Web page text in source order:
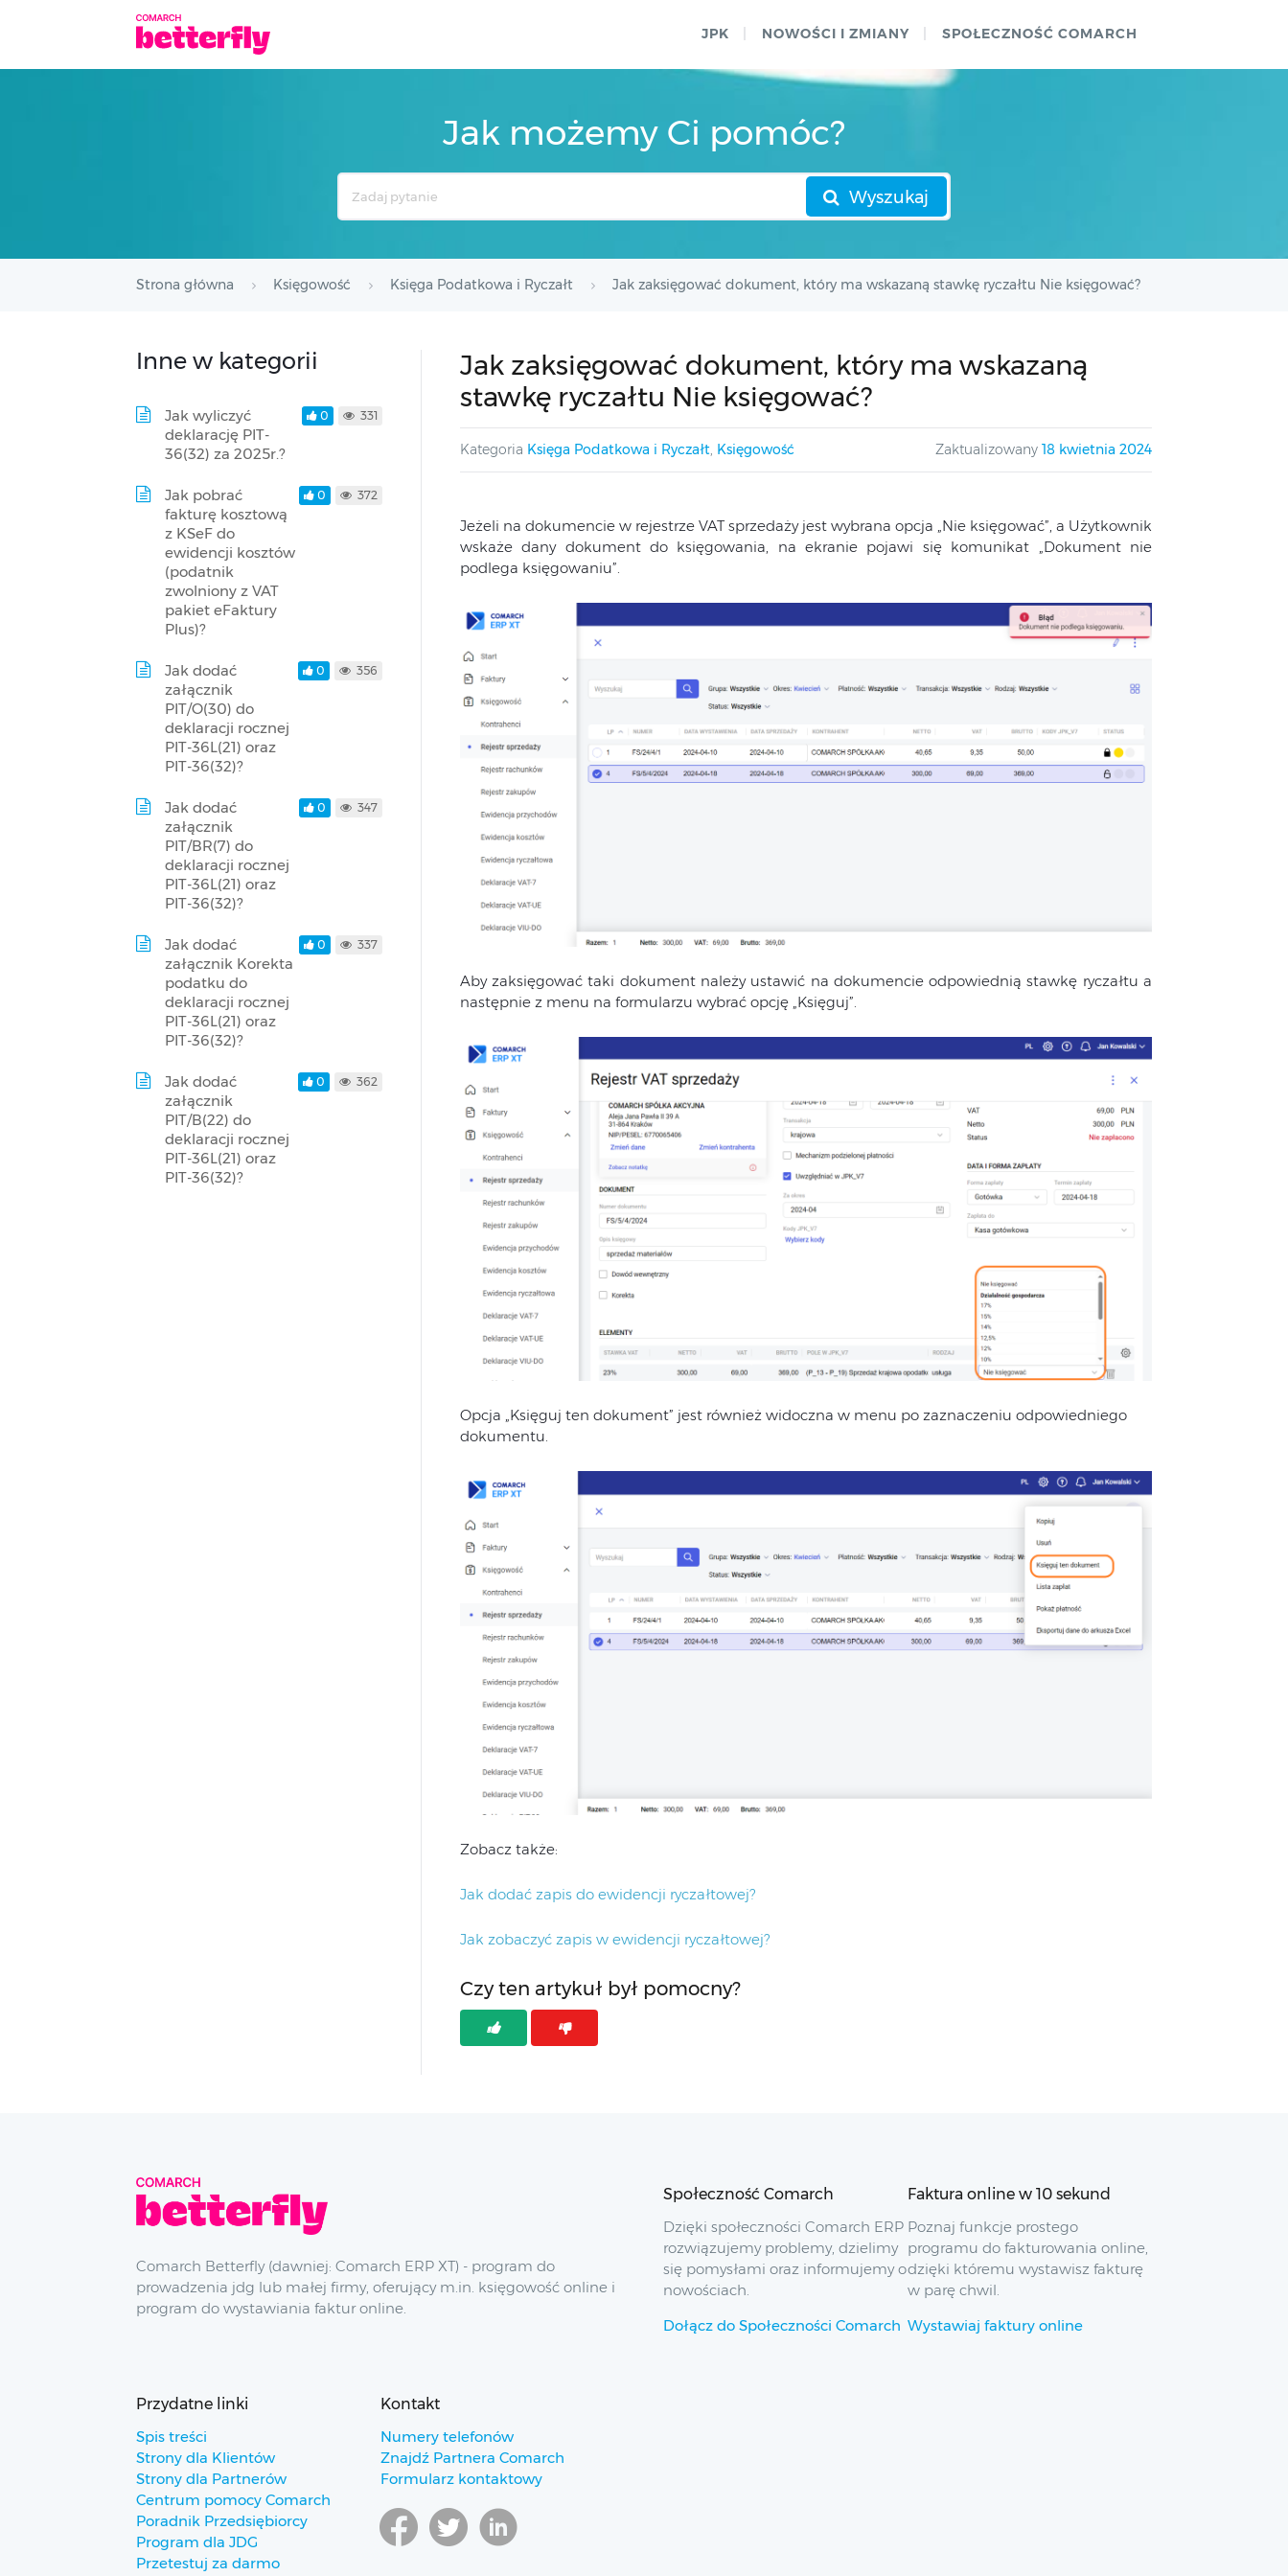
JPK NOWOŚCI I ZMIANY SPOŁECZNOŚĆ COMARCH
Jak możemy Ci pomóc?
Wyszukaj
Strona główna Księgowość Księga Podatkowa i Ryczałt Jak zaksięgować dokument, który ma wskazaną stawkę ryczałtu Nie księgować?
Jak zaksięgować dokument, który ma wskazaną
stawkę ryczałtu Nie księgować?
Kategoria Księga Podatkowa i Ryczałt, Księgowość Zaktualizowany 18 kwietnia 2024
Jeżeli na dokumencie w rejestrze VAT sprzedaży jest wybrana opcja „Nie księgować”, a Użytkownik
wskaże dany dokument do księgowania, na ekranie pojawi się komunikat „Dokument nie
podlega księgowaniu”.
Aby zaksięgować taki dokument należy ustawić na dokumencie odpowiednią stawkę ryczałtu a
następnie z menu na formularzu wybrać opcję „Księguj”.
Opcja „Księguj ten dokument” jest również widoczna w menu po zaznaczeniu odpowiedniego
dokumentu.
Zobacz także:
Jak dodać zapis do ewidencji ryczałtowej?
Jak zobaczyć zapis w ewidencji ryczałtowej?
Czy ten artykuł był pomocny?
Inne w kategorii
Jak wyliczyć
deklarację PIT-
36(32) za 2025r.?
0 331
Jak pobrać
fakturę kosztową
z KSeF do
ewidencji kosztów
(podatnik
zwolniony z VAT
pakiet eFaktury
Plus)?
0 372
Jak dodać
załącznik
PIT/O(30) do
deklaracji rocznej
PIT-36L(21) oraz
PIT-36(32)?
0 356
Jak dodać
załącznik
PIT/BR(7) do
deklaracji rocznej
PIT-36L(21) oraz
PIT-36(32)?
0 347
Jak dodać
załącznik Korekta
podatku do
deklaracji rocznej
PIT-36L(21) oraz
PIT-36(32)?
0 337
Jak dodać
załącznik
PIT/B(22) do
deklaracji rocznej
PIT-36L(21) oraz
PIT-36(32)?
0 362
Comarch Betterfly (dawniej: Comarch ERP XT) - program do
prowadzenia jdg lub małej firmy, oferujący m.in. księgowość online i
program do wystawiania faktur online.
Społeczność Comarch
Dzięki społeczności Comarch ERP
rozwiązujemy problemy, dzielimy
się pomysłami oraz informujemy o
nowościach.
Dołącz do Społeczności Comarch
Faktura online w 10 sekund
Poznaj funkcje prostego
programu do fakturowania online,
dzięki któremu wystawisz fakturę
w parę chwil.
Wystawiaj faktury online
Przydatne linki
Spis treści
Strony dla Klientów
Strony dla Partnerów
Centrum pomocy Comarch
Poradnik Przedsiębiorcy
Program dla JDG
Przetestuj za darmo
Kontakt
Numery telefonów
Znajdź Partnera Comarch
Formularz kontaktowy